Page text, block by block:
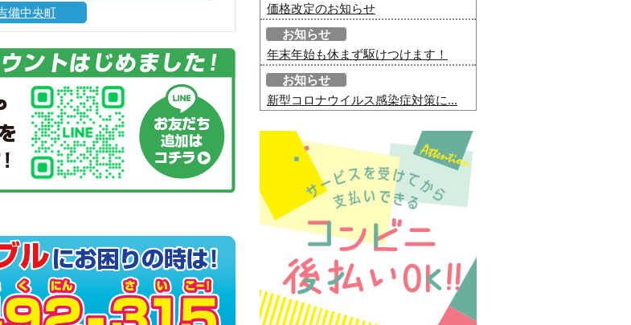
備中央町
価格改定のお知らせ
お知らせ
年末年始も休まず駆けつけます！
お知らせ
新型コロナウイルス感染症対策に...